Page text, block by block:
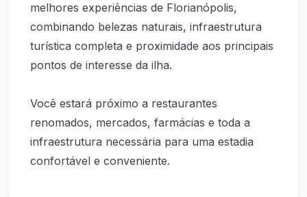
melhores experiências de Florianópolis,
combinando belezas naturais, infraestrutura
turística completa e proximidade aos principais
pontos de interesse da ilha.
Você estará próximo a restaurantes
renomados, mercados, farmácias e toda a
infraestrutura necessária para uma estadia
confortável e conveniente.